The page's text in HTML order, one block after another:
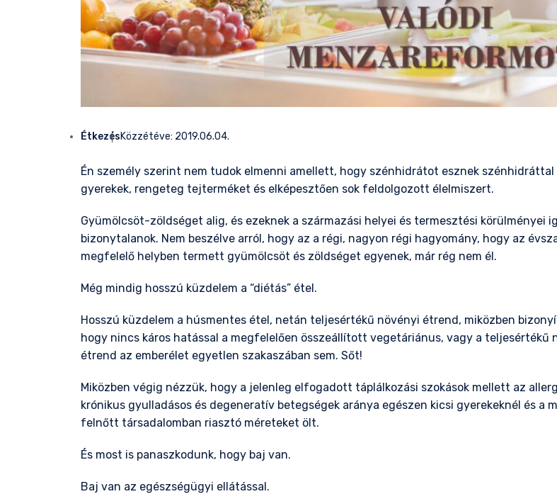
ÉtkezésKözzétéve: 2019.06.04.
Én személy szerint nem tudok elmenni amellett, hogy szénhidrátot esznek szénhidráttal
gyerekek, rengeteg tejterméket és elképesztően sok feldolgozott élelmiszert.
Gyümölcsöt-zöldséget alig, és ezeknek a származási helyei és termesztési körülményei
bizonytalanok. Nem beszélve arról, hogy az a régi, nagyon régi hagyomány, hogy az
megfelelő helyben termett gyümölcsöt és zöldséget egyenek, már rég nem él.
Még mindig hosszú küzdelem a “diétás” étel.
Hosszú küzdelem a húsmentes étel, netán teljesértékű növényi étrend, miközben
hogy nincs káros hatással a megfelelően összeállított vegetáriánus, vagy a teljesértékű
étrend az emberélet egyetlen szakaszában sem. Sőt!
Miközben végig nézzük, hogy a jelenleg elfogadott táplálkozási szokások mellett az
krónikus gyulladásos és degeneratív betegségek aránya egészen kicsi gyerekeknél és a
felnőtt társadalomban riasztó méreteket ölt.
És most is panaszkodunk, hogy baj van.
Baj van az egészségügyi ellátással.